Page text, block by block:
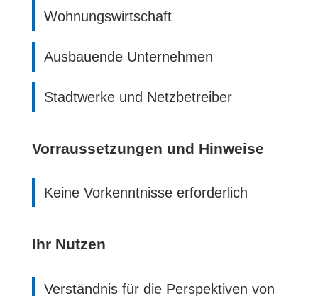
Wohnungswirtschaft
Ausbauende Unternehmen
Stadtwerke und Netzbetreiber
Vorraussetzungen und Hinweise
Keine Vorkenntnisse erforderlich
Ihr Nutzen
Verständnis für die Perspektiven von